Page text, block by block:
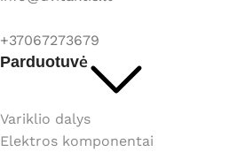
+37067273679
Parduotuvė
Variklio dalys
Elektros komponentai